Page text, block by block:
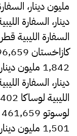
1,501 مليون دينار.